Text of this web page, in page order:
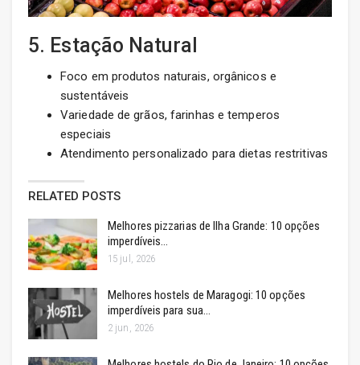
5. Estação Natural
Foco em produtos naturais, orgânicos e
sustentáveis
Variedade de grãos, farinhas e temperos
especiais
Atendimento personalizado para dietas restritivas
RELATED POSTS
Melhores pizzarias de Ilha Grande: 10 opções
imperdíveis…
15 jul, 2026
Melhores hostels de Maragogi: 10 opções
imperdíveis para sua…
2 jun, 2026